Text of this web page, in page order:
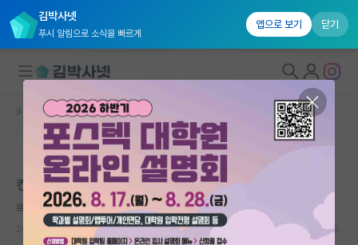
김박사넷
푸시 알림으로 소식을 빠르게
앱으로 보기 닫기
대학원생 모집
국내대학원 정보
연구실&오픈랩
커뮤니티
커뮤니티 홈 자유 게시판(아무개랩)
본문이 수정되지 않는 박제글입니다.
컨택 한달 후 면담...
똑똑한 알프레드 노벨
2024.04.08 1 1312